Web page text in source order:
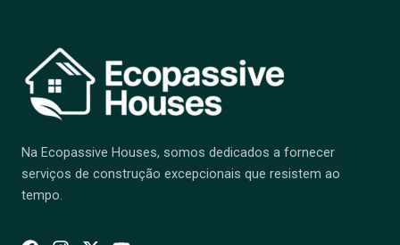
Na Ecopassive Houses, somos dedicados a fornecer
serviços de construção excepcionais que resistem ao
tempo.